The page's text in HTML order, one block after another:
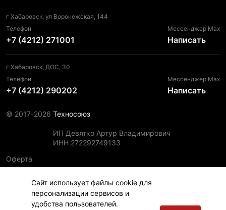
Сайт использует файлы cookie для
персонализации сервисов и
удобства пользователей.
г Хабаровск, ул Воронежская, 144
Телефон
+7 (4212) 271001
Мессенджер Max
Написать
г Хабаровск, ДОС, 30
Телефон
+7 (4212) 290202
Мессенджер Max
Написать
© 2017-2026 Техносоюз
ИП Девятко Артур Владимирович
ИНН 272292749133
Оферта
Политика конфиденциальности
Политика использования файлов cookie